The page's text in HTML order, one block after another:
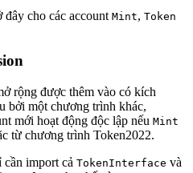
cho các account Mint, Token
rộng được thêm vào có kích
bởi một chương trình khác,
mới hoạt động độc lập nếu Mint
từ chương trình Token2022.
import cả TokenInterface và